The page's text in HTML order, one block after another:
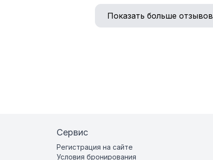
Показать больше отзывов
Сервис
Регистрация на сайте
Условия бронирования